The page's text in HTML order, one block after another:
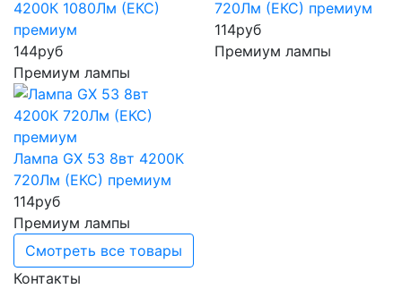
4200К 1080Лм (ЕКС)
премиум
144руб
Премиум лампы
720Лм (ЕКС) премиум
114руб
Премиум лампы
Лампа GX 53 8вт 4200К
720Лм (ЕКС) премиум
114руб
Премиум лампы
Смотреть все товары
Контакты